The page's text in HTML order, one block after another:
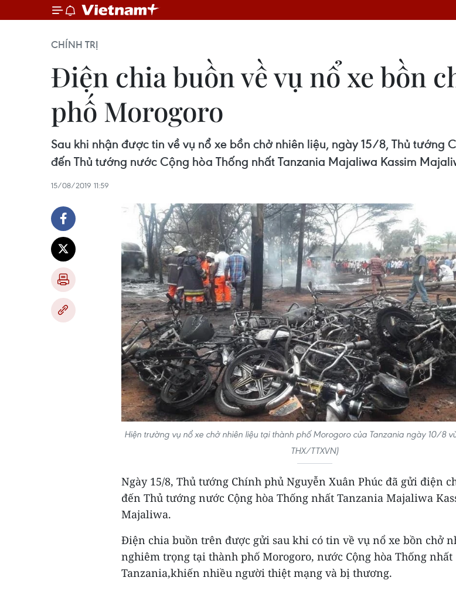
CHÍNH TRỊ
Điện chia buồn về vụ nổ xe bồn
phố Morogoro
Sau khi nhận được tin về vụ nổ xe bồn chở nhiên liệu, ngày 15/8, Thủ tướng
đến Thủ tướng nước Cộng hòa Thống nhất Tanzania Majaliwa Kassim
15/08/2019 11:59
Hiện trường vụ nổ xe chở nhiên liệu tại thành phố Morogoro của Tanzania ngày 10/8
THX/TTXVN)
Ngày 15/8, Thủ tướng Chính phủ Nguyễn Xuân Phúc đã gửi điện
đến Thủ tướng nước Cộng hòa Thống nhất Tanzania Majaliwa
Majaliwa.
Điện chia buồn trên được gửi sau khi có tin về vụ nổ xe bồn chở
nghiêm trọng tại thành phố Morogoro, nước Cộng hòa Thống nhất
Tanzania,khiến nhiều người thiệt mạng và bị thương.